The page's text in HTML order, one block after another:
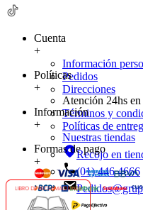
Cuenta
+
Información
Pedidos
Direcciones
Políticas
+
Atención 24hs
Términos y
Políticas de
Información
+
Nuestras tiendas
Recojo en
(01) 446 4666
Formas de pago
+